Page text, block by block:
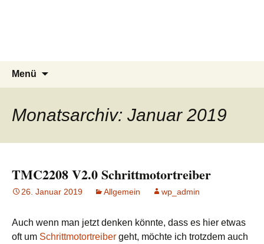
Menü
Monatsarchiv: Januar 2019
TMC2208 V2.0 Schrittmotortreiber
26. Januar 2019 Allgemein wp_admin
Auch wenn man jetzt denken könnte, dass es hier etwas
oft um Schrittmotortreiber geht, möchte ich trotzdem auch